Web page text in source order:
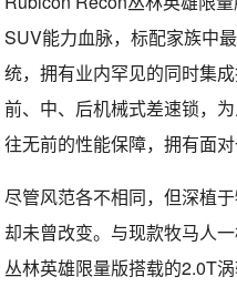
SUV能力血脉，标配家族中
统，拥有业内罕见的同时集
前、中、后机械式差速锁，
往无前的性能保障，拥有面
尽管风范各不相同，但深植
却未曾改变。与现款牧马人
丛林英雄限量版搭载的2.0T